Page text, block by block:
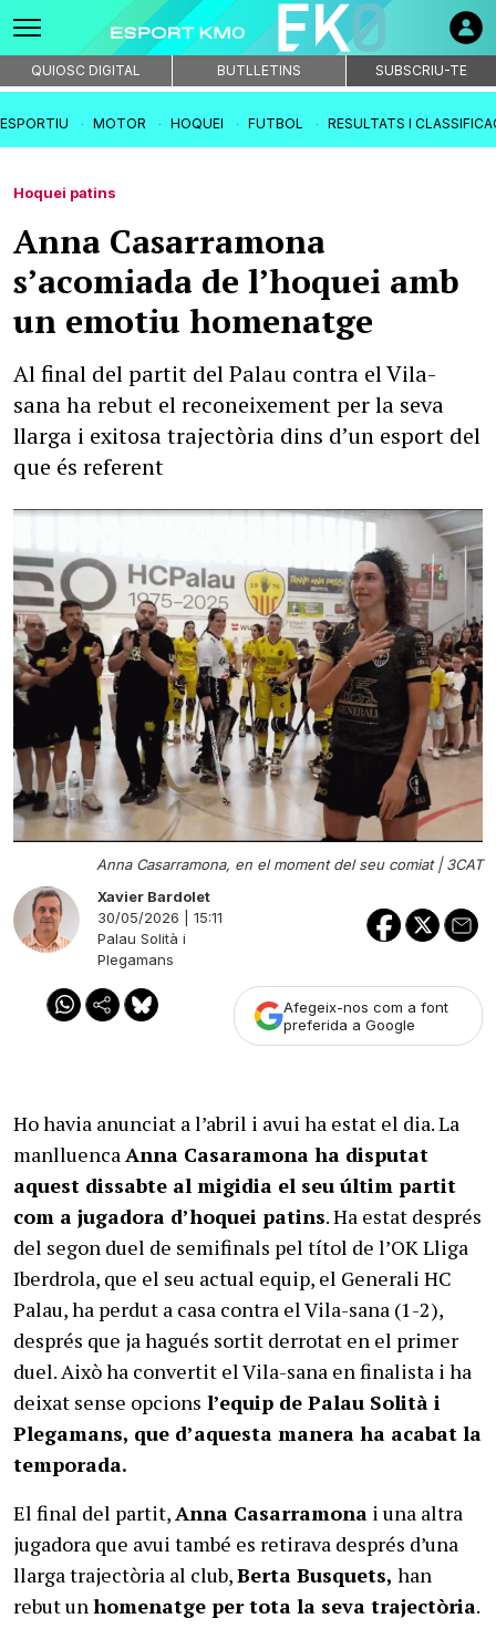
QUIOSC DIGITAL BUTLLETINS SUBSCRIU-TE
MOTOR HOQUEI FUTBOL RESULTATS I
Hoquei patins
Anna Casarramona
s’acomiada de l’hoquei amb
un emotiu homenatge
Al final del partit del Palau contra el Vila-
sana ha rebut el reconeixement per la seva
llarga i exitosa trajectòria dins d’un esport del
que és referent
Anna Casarramona, en el moment del seu comiat |3CAT
Xavier Bardolet
30/05/2026 | 15:11
Palau Solità i
Plegamans
Afegeix-nos com a font
preferida a Google
Ho havia anunciat a l’abril i avui ha estat el dia. La
manlluenca Anna Casaramona ha disputat
aquest dissabte al migidia el seu últim partit
com a jugadora d’hoquei patins. Ha estat després
del segon duel de semifinals pel títol de l’OK Lliga
Iberdrola, que el seu actual equip, el Generali HC
Palau, ha perdut a casa contra el Vila-sana (1-2),
després que ja hagués sortit derrotat en el primer
duel. Això ha convertit el Vila-sana en finalista i ha
deixat sense opcions l’equip de Palau Solità i
Plegamans, que d’aquesta manera ha acabat la
temporada.
El final del partit, Anna Casarramona i una altra
jugadora que avui també es retirava després d’una
llarga trajectòria al club,Berta Busquets, han
rebut un homenatge per tota la seva trajectòria.